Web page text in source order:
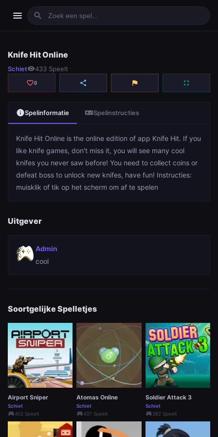
menu search
play_arrowSpelen
Knife Hit Online
Schietvisibility433 Speelt
favorite_border0 share flag fullscreen
infoSpelinformatie videogame_assetSpelinstructies
Knife Hit Online is the online edition of app Knife Hit. If you
like knife games, don't miss it, you will see many cool
knifes you never saw before! You need to collect coins or
defeat boss to unlock new knifes, have fun! Instructies:
muisklik of tik op het scherm om af te spelen
Uitgever
Admin
cool
Soortgelijke Spelletjes
Airport Sniper
Schiet
sports_esports402 Speelt
Atomas Online
Schiet
sports_esports437 Speelt
Soldier Attack 3
Schiet
sports_esports382 Speelt